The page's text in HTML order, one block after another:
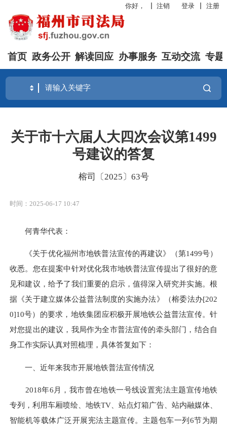
你好， 注销 登录 注册
首页 政务公开 解读回应 办事服务 互动交流 专题
关于市十六届人大四次会议第1499
号建议的答复
榕司〔2025〕63号
时间：2025-06-17 10:47
何青华代表：
《关于优化福州市地铁普法宣传的再建议》（第1499号）
收悉。您在提案中针对优化我市地铁普法宣传提出了很好的意
见和建议，给予了我们重要的启示，值得深入研究并实施。根
据《关于建立媒体公益普法制度的实施办法》（榕委法办[202
0]10号）的要求，地铁集团应积极开展地铁公益普法宣传。针
对您提出的建议，我局作为全市普法宣传的牵头部门，结合自
身工作实际认真对照梳理，具体答复如下：
一、近年来我市开展地铁普法宣传情况
2018年6月，我市曾在地铁一号线设置宪法主题宣传地铁
专列，利用车厢喷绘、地铁TV、站点灯箱广告、站内融媒体、
智能机等载体广泛开展宪法主题宣传。主题包车一列6节为期